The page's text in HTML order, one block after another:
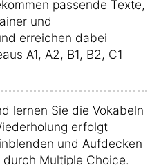
passende Texte,
und
erreichen dabei
A1, A2, B1, B2, C1
lernen Sie die Vokabeln
erfolgt
und Aufdecken
Multiple Choice.